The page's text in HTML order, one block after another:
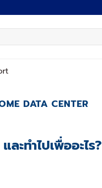
DATA CENTER
ะทำไปเพื่ออะไร?